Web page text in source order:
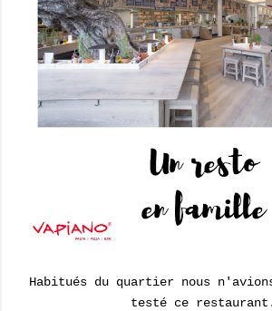
Habitués du quartier nous
testé ce restaurant.